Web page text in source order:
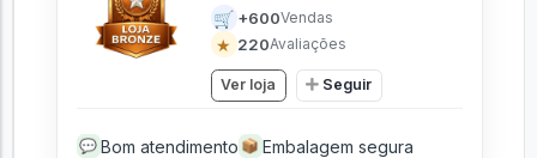
🛒 +600Vendas
★ 220Avaliações
Ver loja Seguir
💬 Bom atendimento 📦 Embalagem segura